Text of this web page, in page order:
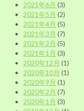
2021年6月 (3)
2021年5月 (2)
2021年4月 (5)
2021年3月 (7)
2021年2月 (5)
2021年1月 (3)
2020年12月 (1)
2020年10月 (1)
2020年9月 (1)
2020年2月 (7)
2020年1月 (3)